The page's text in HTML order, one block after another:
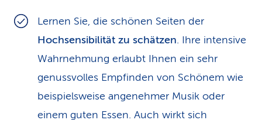
Lernen Sie, die schönen Seiten der
Hochsensibilität zu schätzen. Ihre intensive
Wahrnehmung erlaubt Ihnen ein sehr
genussvolles Empfinden von Schönem wie
beispielsweise angenehmer Musik oder
einem guten Essen. Auch wirkt sich